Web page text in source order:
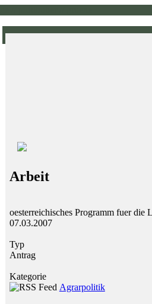
Arbeit
oesterreichisches Programm fuer
07.03.2007
Typ
Antrag
Kategorie
Agrarpolitik